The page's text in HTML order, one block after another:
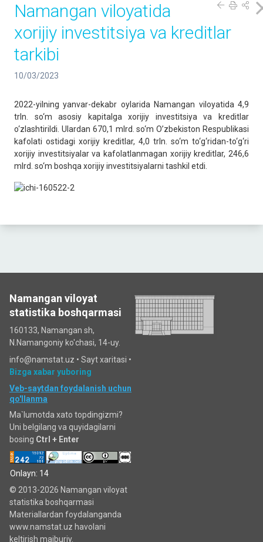
Namangan viloyatida
xorijiy investitsiya va kreditlar
tarkibi
10/03/2023
2022-yilning yanvar-dekabr oylarida Namangan viloyatida 4,9
trln. so‘m asosiy kapitalga xorijiy investitsiya va kreditlar
o‘zlashtirildi. Ulardan 670,1 mlrd. so‘m O’zbekiston Respublikasi
kafolati ostidagi xorijiy kreditlar, 4,0 trln. so‘m to‘g‘ridan-to‘g‘ri
xorijiy investitsiyalar va kafolatlanmagan xorijiy kreditlar, 246,6
mlrd. so‘m boshqa xorijiy investitsiyalarni tashkil etdi.
Namangan viloyat
statistika boshqarmasi
160133, Namangan sh,
N.Namangoniy ko'chasi, 14-uy.
info@namstat.uz • Sayt xaritasi •
Bizga xabar yuboring
Veb-saytdan foydalanish uchun
qo'llanma
Ma`lumotda xato topdingizmi?
Uni belgilang va quyidagilarni
bosing Ctrl + Enter
Onlayn: 14
© 2013-2026 Namangan viloyat
statistika boshqarmasi
Materiallardan foydalanganda
www.namstat.uz havolani
keltirish majburiy.